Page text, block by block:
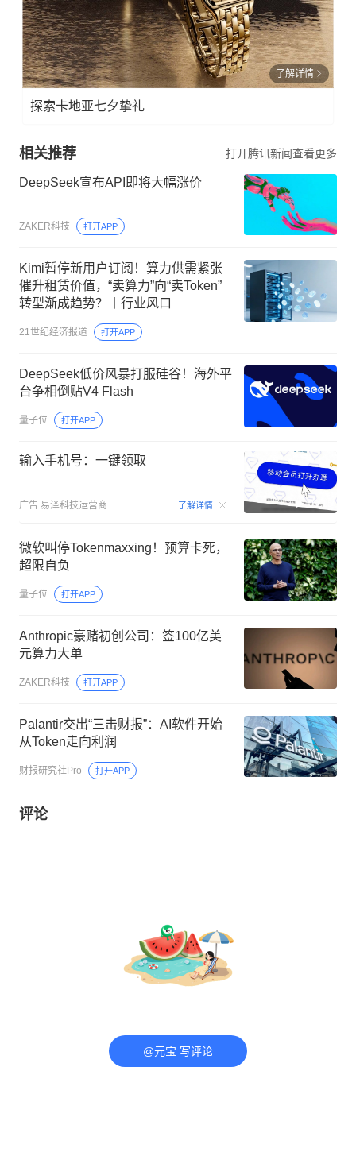
了解详情
探索卡地亚七夕挚礼
相关推荐 打开腾讯新闻查看更多
DeepSeek宣布API即将大幅涨价
ZAKER科技 打开APP
Kimi暂停新用户订阅！算力供需紧张
催升租赁价值，“卖算力”向“卖Token”
转型渐成趋势？丨行业风口
21世纪经济报道 打开APP
DeepSeek低价风暴打服硅谷！海外平
台争相倒贴V4 Flash
量子位 打开APP
输入手机号：一键领取
广告 易泽科技运营商 了解详情 00:15
微软叫停Tokenmaxxing！预算卡死，
超限自负
量子位 打开APP
Anthropic豪赌初创公司：签100亿美
元算力大单
ZAKER科技 打开APP
Palantir交出“三击财报”：AI软件开始
从Token走向利润
财报研究社Pro 打开APP
评论
@元宝 写评论